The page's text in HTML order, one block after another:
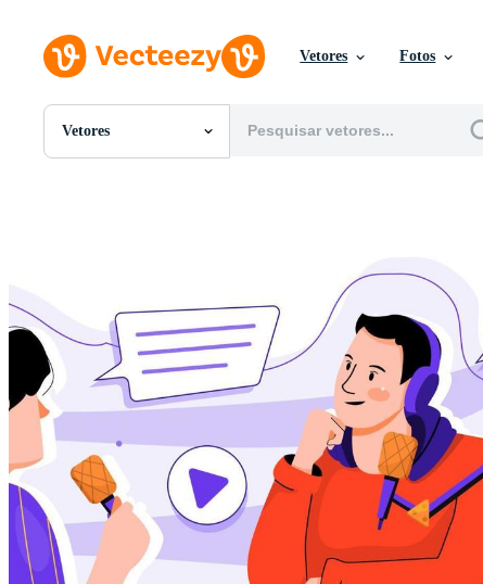
Vetores Fotos
Vetores
Todas Imagens
Videos
Motion graphics
Imagens Editoriais
Eventos Editoriais